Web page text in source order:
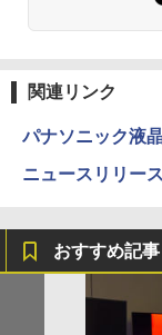
関連リンク
パナソニック液
ニュースリリース
おすすめ記事